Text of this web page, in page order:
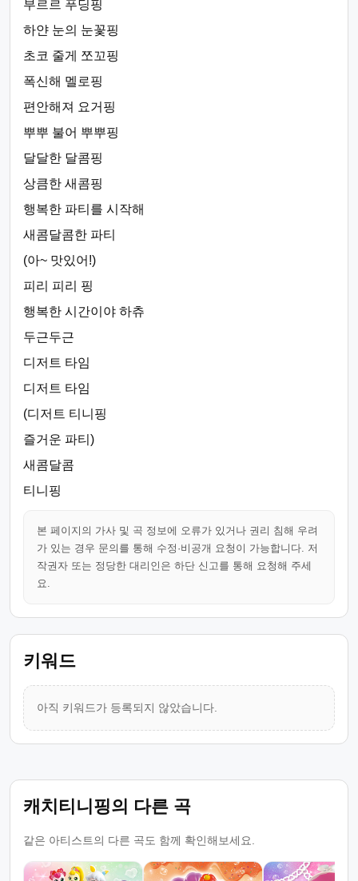
부르르 푸딩핑
하얀 눈의 눈꽃핑
초코 줄게 쪼꼬핑
폭신해 멜로핑
편안해져 요거핑
뿌뿌 불어 뿌뿌핑
달달한 달콤핑
상큼한 새콤핑
행복한 파티를 시작해
새콤달콤한 파티
(아~ 맛있어!)
피리 피리 핑
행복한 시간이야 하츄
두근두근
디저트 타임
디저트 타임
(디저트 티니핑
즐거운 파티)
새콤달콤
티니핑
본 페이지의 가사 및 곡 정보에 오류가 있거나 권리 침해 우려
가 있는 경우 문의를 통해 수정·비공개 요청이 가능합니다. 저
작권자 또는 정당한 대리인은 하단 신고를 통해 요청해 주세
요.
키워드
아직 키워드가 등록되지 않았습니다.
캐치티니핑의 다른 곡
같은 아티스트의 다른 곡도 함께 확인해보세요.